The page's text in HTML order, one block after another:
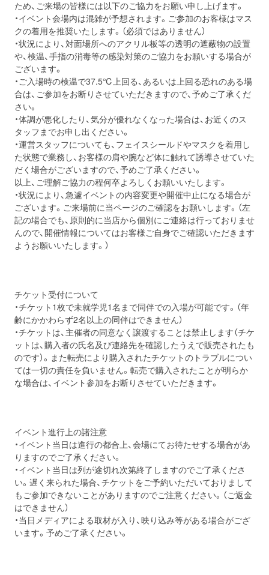
ため、ご来場の皆様には以下のご協力をお願い申し上げます。
・イベント会場内は混雑が予想されます。ご参加のお客様はマス
クの着用を推奨いたします。（必須ではありません）
・状況により、対面場所へのアクリル板等の透明の遮蔽物の設置
や、検温、手指の消毒等の感染対策のご協力をお願いする場合が
ございます。
・ご入場時の検温で37.5℃上回る、あるいは上回る恐れのある場
合は、ご参加をお断りさせていただきますので、予めご了承くだ
さい。
・体調が悪化したり、気分が優れなくなった場合は、お近くのス
タッフまでお申し出ください。
・運営スタッフについても、フェイスシールドやマスクを着用し
た状態で業務し、お客様の肩や腕など体に触れて誘導させていた
だく場合がございますので、予めご了承ください。
以上、ご理解ご協力の程何卒よろしくお願いいたします。
・状況により、急遽イベントの内容変更や開催中止になる場合が
ございます。ご来場前に当ページのご確認をお願いします。（左
記の場合でも、原則的に当店から個別にご連絡は行っておりませ
んので、開催情報についてはお客様ご自身でご確認いただきます
ようお願いいたします。）
チケット受付について
・チケット1枚で未就学児1名まで同伴での入場が可能です。（年
齢にかかわらず2名以上の同伴はできません）
・チケットは、主催者の同意なく譲渡することは禁止します（チケ
ットは、購入者の氏名及び連絡先を確認したうえで販売されたも
のです）。また転売により購入されたチケットのトラブルについ
ては一切の責任を負いません。転売で購入されたことが明らか
な場合は、イベント参加をお断りさせていただきます。
イベント進行上の諸注意
・イベント当日は進行の都合上、会場にてお待たせする場合があ
りますのでご了承ください。
・イベント当日は列が途切れ次第終了しますのでご了承くださ
い。遅く来られた場合、チケットをご予約いただいておりまして
もご参加できないことがありますのでご注意ください。（ご返金
はできません）
・当日メディアによる取材が入り、映り込み等がある場合がござ
います。予めご了承ください。